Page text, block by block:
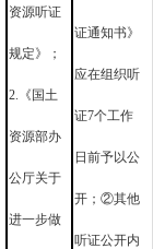
资源听证
规定》；
2.《国土
资源部办
公厅关于
进一步做
证通知书》
应在组织听
证7个工作
日前予以公
开；②其他
听证公开内